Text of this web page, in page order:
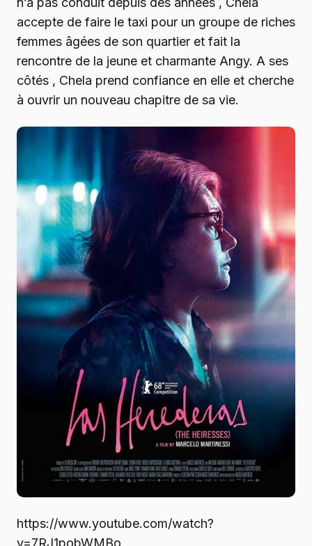
accepte de faire le taxi pour un groupe de riches
femmes âgées de son quartier et fait la
rencontre de la jeune et charmante Angy. A ses
côtés , Chela prend confiance en elle et cherche
à ouvrir un nouveau chapitre de sa vie.
https://www.youtube.com/watch?
v=7RJ1pobWMBo